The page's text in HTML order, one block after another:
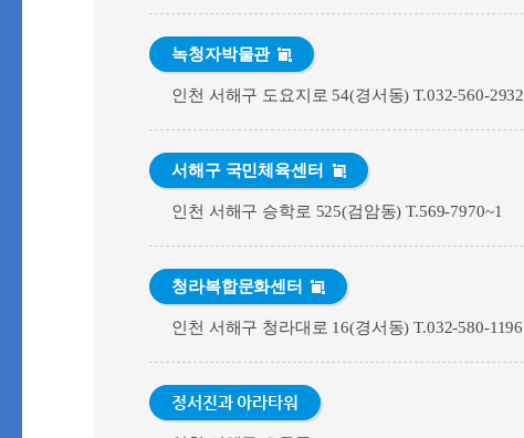
녹청자박물관
인천 서해구 도요지로 54(경서동) T.032-560-2932
서해구 국민체육센터
인천 서해구 승학로 525(검암동) T.569-7970~1
청라복합문화센터
인천 서해구 청라대로 16(경서동) T.032-580-1196
정서진과 아라타워